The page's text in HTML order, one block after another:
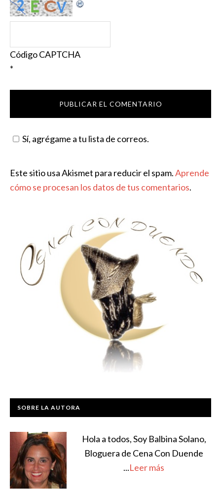
Código CAPTCHA
*
Sí, agrégame a tu lista de correos.
Este sitio usa Akismet para reducir el spam.Aprende
cómo se procesan los datos de tus comentarios.
SOBRE LA AUTORA
Hola a todos, Soy Balbina Solano,
Bloguera de Cena Con Duende
...Leer más